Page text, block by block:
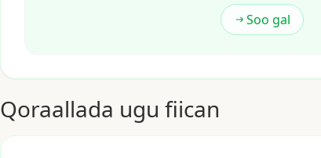
Soo gal
Qoraallada ugu fiican